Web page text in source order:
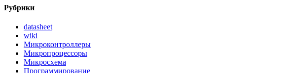
Рубрики
datasheet
wiki
Микроконтроллеры
Микропроцессоры
Микросхема
Программирование